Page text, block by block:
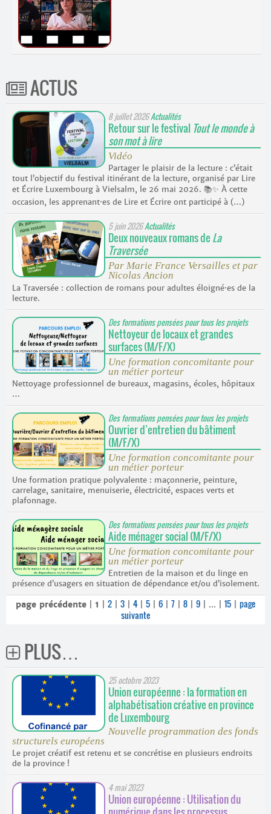
ACTUS
8 juillet 2026Actualités
Retour sur le festival Tout le monde à
son mot à lire
Vidéo
Partager le plaisir de la lecture : c’était
tout l’objectif du festival itinérant de la lecture, organisé par Lire
et Écrire Luxembourg à Vielsalm, le 26 mai 2026. 📚✨ À cette
occasion, les apprenant·es de Lire et Écrire ont participé à (…)
5 juin 2026Actualités
Deux nouveaux romans deLa
Traversée
Par Marie France Versailles et par
Nicolas Ancion
La Traversée : collection de romans pour adultes éloigné·es de la
lecture.
Des formations pensées pour tous les projets
Nettoyeur de locaux et grandes
surfaces (M/F/X)
Une formation concomitante pour
un métier porteur
Nettoyage professionnel de bureaux, magasins, écoles, hôpitaux
…
Des formations pensées pour tous les projets
Ouvrier d’entretien du bâtiment
(M/F/X)
Une formation concomitante pour
un métier porteur
Une formation pratique polyvalente : maçonnerie, peinture,
carrelage, sanitaire, menuiserie, électricité, espaces verts et
plafonnage.
Des formations pensées pour tous les projets
Aide ménager social (M/F/X)
Une formation concomitante pour
un métier porteur
Entretien de la maison et du linge en
présence d’usagers en situation de dépendance et/ou d’isolement.
page précédente 1 2 3 4| 5 6 7 8 9 ... 15
page
suivante
PLUS…
25 octobre 2023
Union européenne : la formation en
alphabétisation créative en province
de Luxembourg
Nouvelle programmation des fonds
structurels européens
Le projet créatif est retenu et se concrétise en plusieurs endroits
de la province !
4 mai 2023
Union européenne : Utilisation du